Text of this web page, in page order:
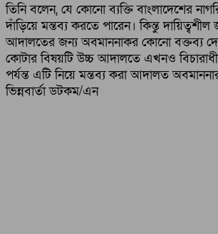
তিনি বলেন, যে কোনো ব্যক্তি বাংলাদেশের
দাঁড়িয়ে মন্তব্য করতে পারেন। কিন্তু
আদালতের জন্য অবমাননাকর কোনো বক্তব্য
কোটার বিষয়টি উচ্চ আদালতে এখনও
পর্যন্ত এটি নিয়ে মন্তব্য করা আদালত
ভিন্নবার্তা ডটকম/এন